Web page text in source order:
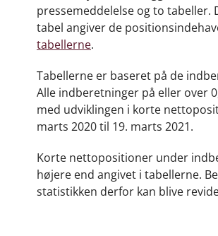
pressemeddelelse og to
tabel angiver de
tabellerne.
Tabellerne er baseret på de
Alle indberetninger på eller over
med udviklingen i korte
marts 2020 til 19. marts 2021.
Korte nettopositioner under
højere end angivet i tabellerne.
statistikken derfor kan blive